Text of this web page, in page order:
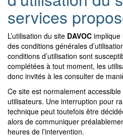
services
L’utilisation du site DAVOC implique
des conditions générales
conditions d’utilisation sont
complétées à tout moment, les
donc invités à les consulter de
Ce site est normalement
utilisateurs. Une interruption pour
technique peut toutefois être
alors de communiquer
heures de l’intervention.